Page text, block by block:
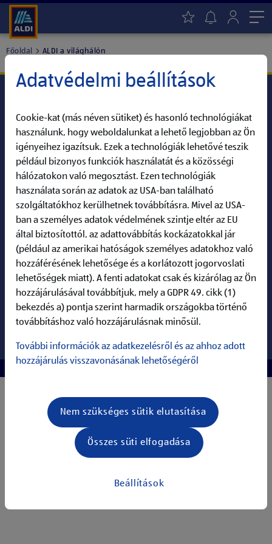
Főoldal ALDI a világhálón
Információk
ALDI a világhálón
Keresés:
Információk Állások
Kövess minket:
Copyright © 2026 by ALDI
Adatvédelmi beállítások
Cookie-kat (más néven sütiket) és hasonló technológiákat
használunk, hogy weboldalunkat a lehető legjobban az Ön
igényeihez igazítsuk. Ezek a technológiák lehetővé teszik
például bizonyos funkciók használatát és a közösségi
hálózatokon való megosztást. Ezen technológiák
használata során az adatok az USA-ban található
szolgáltatókhoz kerülhetnek továbbításra. Mivel az USA-
ban a személyes adatok védelmének szintje eltér az EU
által biztosítottól, az adattovábbítás kockázatokkal jár
(például az amerikai hatóságok személyes adatokhoz való
hozzáférésének lehetősége és a korlátozott jogorvoslati
lehetőségek miatt). A fenti adatokat csak és kizárólag az Ön
hozzájárulásával továbbítjuk, mely a GDPR 49. cikk (1)
bekezdés a) pontja szerint harmadik országokba történő
továbbításhoz való hozzájárulásnak minősül.
További információk az adatkezelésről és az ahhoz adott
hozzájárulás visszavonásának lehetőségéről
Beállítások
Nem szükséges sütik elutasítása
Összes süti elfogadása